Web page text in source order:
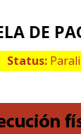
DE
Status: